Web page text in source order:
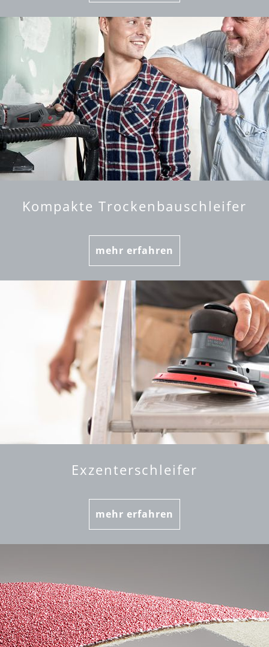
Kompakte Trockenbauschleifer
mehr erfahren
Exzenterschleifer
mehr erfahren